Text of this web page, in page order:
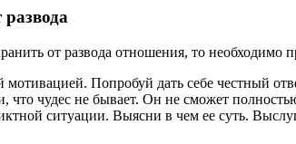
от развода отношения, то необходимо
мотивацией. Попробуй дать себе честный
чудес не бывает. Он не сможет
ситуации. Выясни в чем ее суть.